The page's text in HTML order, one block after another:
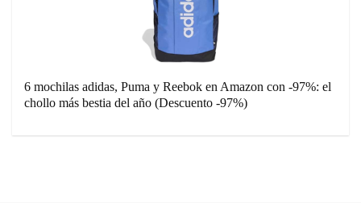
6 mochilas adidas, Puma y Reebok en Amazon con -97%: el
chollo más bestia del año (Descuento -97%)